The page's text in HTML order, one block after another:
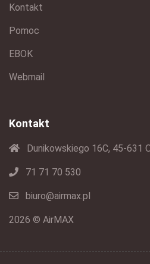
Kontakt
Pomoc
EBOK
Webmail
Kontakt
Dunikowskiego 16C, 45-631
71 71 70 530
biuro@airmax.pl
2026 © AirMAX